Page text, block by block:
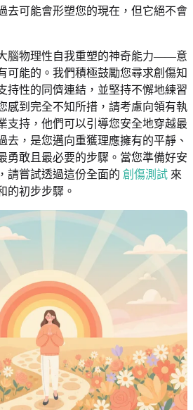
去可能會形塑您的現在，但它絕不會
腦物理性自我重塑的神奇能力——意
可能的。我們積極鼓勵您尋求創傷知
持性的同儕連結，並堅持不懈地練習
感到完全不知所措，請考慮向領有執
支持，他們可以引導您安全地穿越最
去，是您邁向重獲理應擁有的平靜、
勇敢且最必要的步驟。當您準備好安
請嘗試透過這份全面的 創傷測試 來
的初步步驟。